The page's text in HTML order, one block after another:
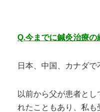
Q.今までに鍼灸治療
日本、中国、カナダ
以前から父が患者と
れたこともあり、私も